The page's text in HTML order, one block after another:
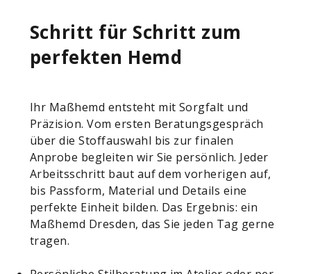
Schritt für Schritt zum
perfekten Hemd
Ihr Maßhemd entsteht mit Sorgfalt und
Präzision. Vom ersten Beratungsgespräch
über die Stoffauswahl bis zur finalen
Anprobe begleiten wir Sie persönlich. Jeder
Arbeitsschritt baut auf dem vorherigen auf,
bis Passform, Material und Details eine
perfekte Einheit bilden. Das Ergebnis: ein
Maßhemd Dresden, das Sie jeden Tag gerne
tragen.